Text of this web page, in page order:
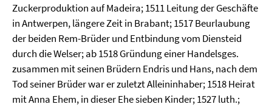
Zuckerproduktion auf Madeira; 1511 Leitung der Geschäfte
in Antwerpen, längere Zeit in Brabant; 1517 Beurlaubung
der beiden Rem-Brüder und Entbindung vom Diensteid
durch die Welser; ab 1518 Gründung einer Handelsges.
zusammen mit seinen Brüdern Endris und Hans, nach dem
Tod seiner Brüder war er zuletzt Alleininhaber; 1518 Heirat
mit Anna Ehem, in dieser Ehe sieben Kinder; 1527 luth.;